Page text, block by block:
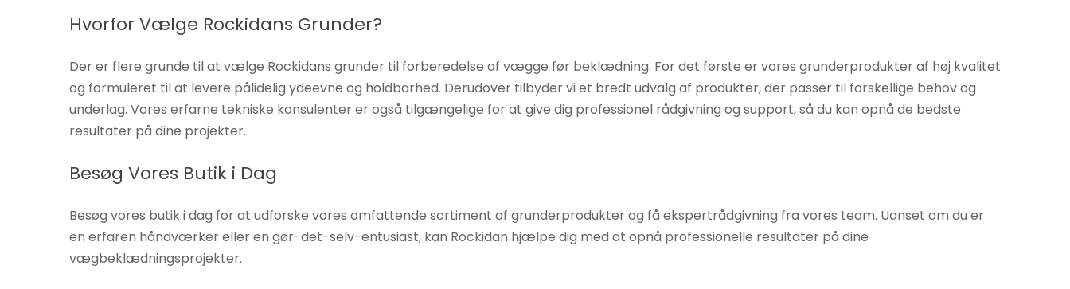
Hvorfor Vælge Rockidans Grunder?
Der er flere grunde til at vælge Rockidans grunder til forberedelse af vægge før beklædning. For det første er vores grunderprodukter af høj kvalitet
og formuleret til at levere pålidelig ydeevne og holdbarhed. Derudover tilbyder vi et bredt udvalg af produkter, der passer til forskellige behov og
underlag. Vores erfarne tekniske konsulenter er også tilgængelige for at give dig professionel rådgivning og support, så du kan opnå de bedste
resultater på dine projekter.
Besøg Vores Butik i Dag
Besøg vores butik i dag for at udforske vores omfattende sortiment af grunderprodukter og få ekspertrådgivning fra vores team. Uanset om du er
en erfaren håndværker eller en gør-det-selv-entusiast, kan Rockidan hjælpe dig med at opnå professionelle resultater på dine
vægbeklædningsprojekter.